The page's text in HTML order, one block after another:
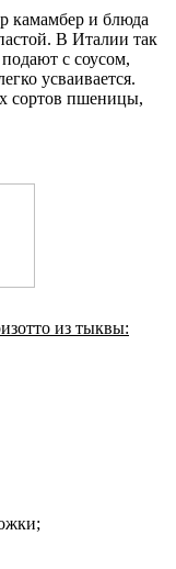
камамбер и блюда
В Италии так
с соусом,
усваивается.
сортов пшеницы,
из тыквы: